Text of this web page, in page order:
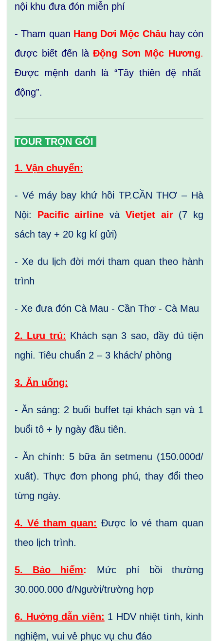
nội khu đưa đón miễn phí
- Tham quan Hang Dơi Mộc Châu hay còn
được biết đến là Động Sơn Mộc Hương.
Được mệnh danh là “Tây thiên đệ nhất
động”.
TOUR TRỌN GÓI
1. Vận chuyển:
- Vé máy bay khứ hồi TP.CẦN THƠ – Hà
Nội: Pacific airline và Vietjet air (7 kg
sách tay + 20 kg kí gửi)
- Xe du lịch đời mới tham quan theo hành
trình
- Xe đưa đón Cà Mau - Cần Thơ - Cà Mau
2. Lưu trú: Khách sạn 3 sao, đầy đủ tiện
nghi. Tiêu chuẩn 2 – 3 khách/ phòng
3. Ăn uống:
- Ăn sáng: 2 buổi buffet tại khách sạn và 1
buổi tô + ly ngày đầu tiên.
- Ăn chính: 5 bữa ăn setmenu (150.000đ/
xuất). Thực đơn phong phú, thay đổi theo
từng ngày.
4. Vé tham quan: Được lo vé tham quan
theo lịch trình.
5. Bảo hiểm:
Mức phí bồi thường
30.000.000 đ/Người/trường hợp
6. Hướng dẫn viên: 1 HDV nhiệt tình, kinh
nghiệm, vui vẻ phục vụ chu đáo